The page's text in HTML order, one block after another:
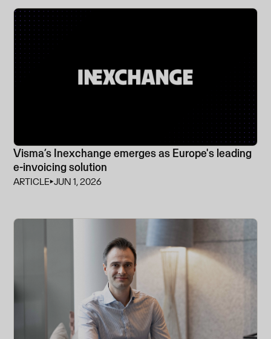
Visma’s Inexchange emerges as Europe's leading
e-invoicing solution
ARTICLE⏵JUN 1, 2026